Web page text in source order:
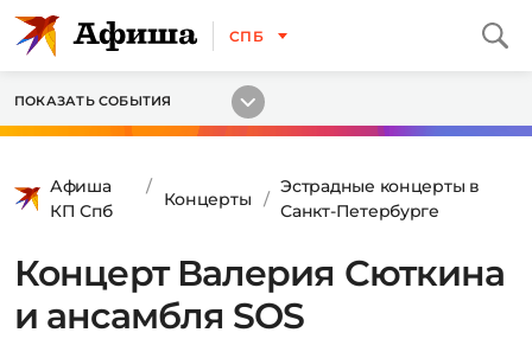
СПБ
ПОКАЗАТЬ СОБЫТИЯ
Афиша
КП Спб
Концерты
Эстрадные концерты в
Санкт-Петербурге
Концерт Валерия Сюткина
и ансамбля SOS